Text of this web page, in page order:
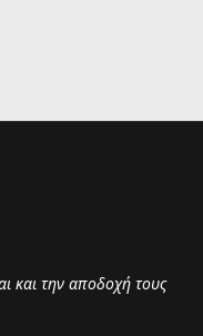
και την αποδοχή τους